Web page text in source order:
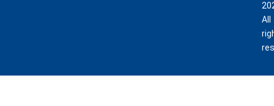
All